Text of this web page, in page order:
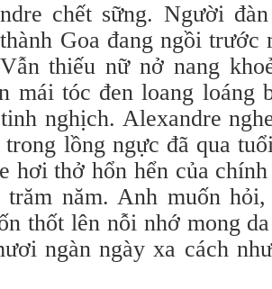
chết sững. Người đàn
Goa đang ngồi trước
thiếu nữ nở nang
mái tóc đen loang loáng
nghịch. Alexandre
trong lồng ngực đã qua
hơi thở hổn hển của
năm. Anh muốn
thốt lên nỗi nhớ mong
ngàn ngày xa cách